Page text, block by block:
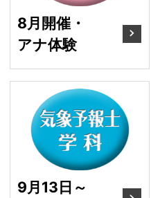
8月開催・
アナ体験
9月13日～